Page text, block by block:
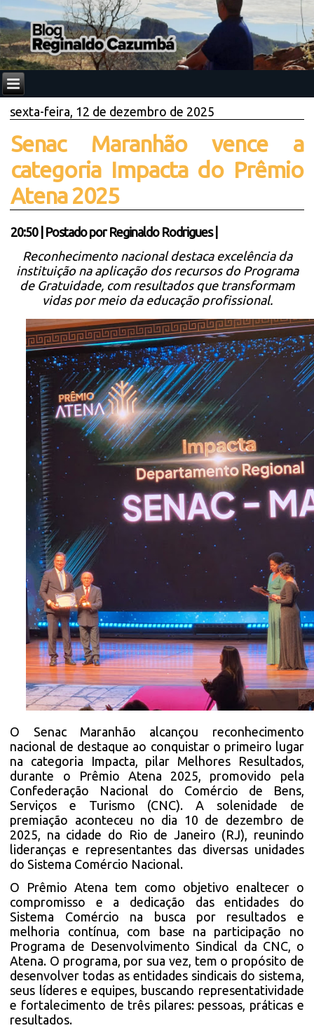
sexta-feira, 12 de dezembro de 2025
Senac Maranhão vence a
categoria Impacta do Prêmio
Atena 2025
20:50| Postado por Reginaldo Rodrigues
Reconhecimento nacional destaca excelência da
instituição na aplicação dos recursos do Programa
de Gratuidade, com resultados que transformam
vidas por meio da educação profissional.
O Senac Maranhão alcançou reconhecimento
nacional de destaque ao conquistar o primeiro lugar
na categoria Impacta, pilar Melhores Resultados,
durante o Prêmio Atena 2025, promovido pela
Confederação Nacional do Comércio de Bens,
Serviços e Turismo (CNC). A solenidade de
premiação aconteceu no dia 10 de dezembro de
2025, na cidade do Rio de Janeiro (RJ), reunindo
lideranças e representantes das diversas unidades
do Sistema Comércio Nacional.
O Prêmio Atena tem como objetivo enaltecer o
compromisso e a dedicação das entidades do
Sistema Comércio na busca por resultados e
melhoria contínua, com base na participação no
Programa de Desenvolvimento Sindical da CNC, o
Atena. O programa, por sua vez, tem o propósito de
desenvolver todas as entidades sindicais do sistema,
seus líderes e equipes, buscando representatividade
e fortalecimento de três pilares: pessoas, práticas e
resultados.